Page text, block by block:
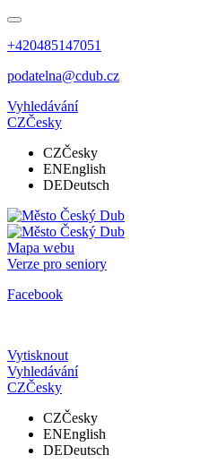
+420485147051
podatelna@cdub.cz
Vyhledávání
CZČesky
CZČesky
ENEnglish
DEDeutsch
Mapa webu
Verze pro seniory
Facebook
Vytisknout
Vyhledávání
CZČesky
CZČesky
ENEnglish
DEDeutsch